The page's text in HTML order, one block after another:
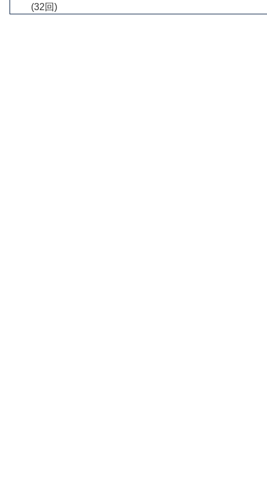
(32回)